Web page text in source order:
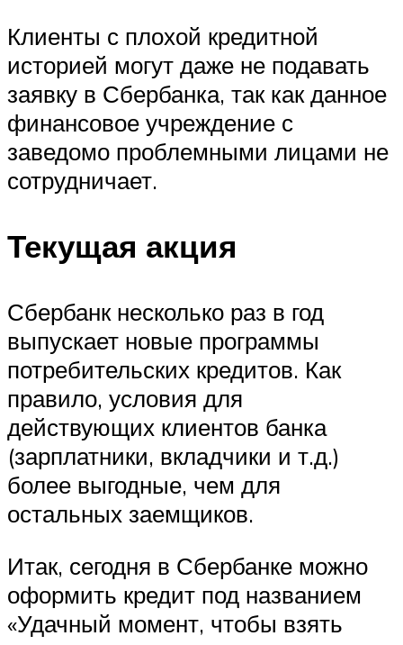
Клиенты с плохой кредитной
историей могут даже не подавать
заявку в Сбербанка, так как данное
финансовое учреждение с
заведомо проблемными лицами не
сотрудничает.
Текущая акция
Сбербанк несколько раз в год
выпускает новые программы
потребительских кредитов. Как
правило, условия для
действующих клиентов банка
(зарплатники, вкладчики и т.д.)
более выгодные, чем для
остальных заемщиков.
Итак, сегодня в Сбербанке можно
оформить кредит под названием
«Удачный момент, чтобы взять